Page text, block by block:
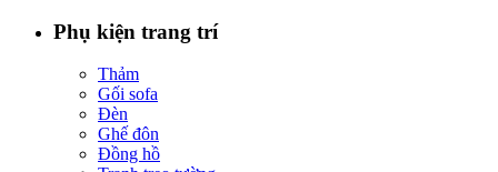
Phụ kiện trang trí
Thảm
Gối sofa
Đèn
Ghế đôn
Đồng hồ